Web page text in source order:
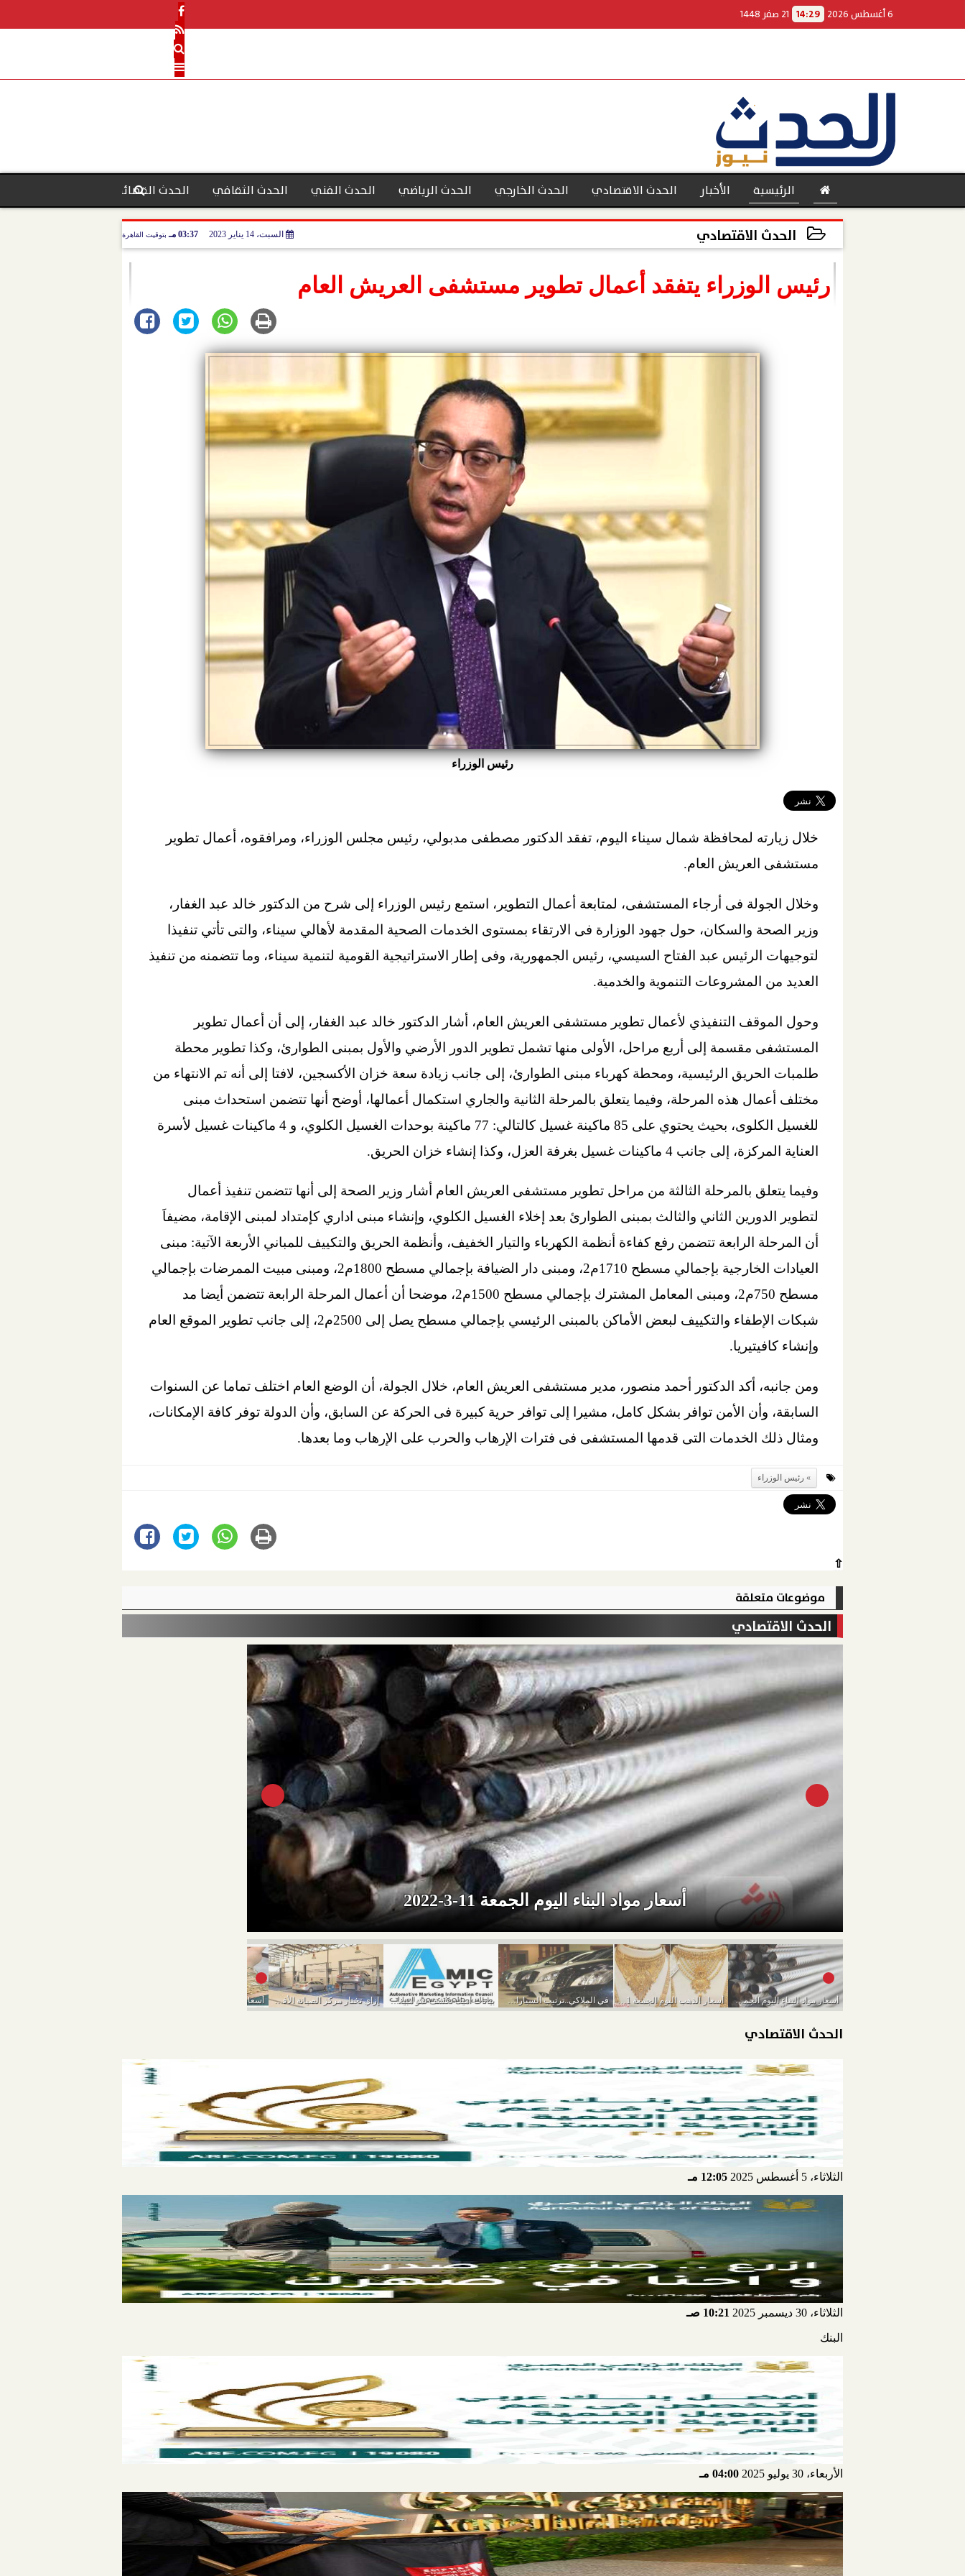
6 أغسطس 2026 14:29 21 صفر 1448
الرئيسية الأخبار الحدث الاقتصادي
بنوك
الحدث الخارجي الحدث الرياضي الحدث الفني الحدث الثقافي الحدث القضائي
الحدث الاقتصادي السبت، 14 يناير 2023 03:37 مـ بتوقيت القاهرة
رئيس الوزراء يتفقد أعمال تطوير مستشفى العريش العام
رئيس الوزراء
خلال زيارته لمحافظة شمال سيناء اليوم، تفقد الدكتور مصطفى مدبولي، رئيس مجلس الوزراء، ومرافقوه، أعمال تطوير
مستشفى العريش العام.
وخلال الجولة فى أرجاء المستشفى، لمتابعة أعمال التطوير، استمع رئيس الوزراء إلى شرح من الدكتور خالد عبد الغفار،
وزير الصحة والسكان، حول جهود الوزارة فى الارتقاء بمستوى الخدمات الصحية المقدمة لأهالي سيناء، والتى تأتي تنفيذا
لتوجيهات الرئيس عبد الفتاح السيسي، رئيس الجمهورية، وفى إطار الاستراتيجية القومية لتنمية سيناء، وما تتضمنه من تنفيذ
العديد من المشروعات التنموية والخدمية.
وحول الموقف التنفيذي لأعمال تطوير مستشفى العريش العام، أشار الدكتور خالد عبد الغفار، إلى أن أعمال تطوير
المستشفى مقسمة إلى أربع مراحل، الأولى منها تشمل تطوير الدور الأرضي والأول بمبنى الطوارئ، وكذا تطوير محطة
طلمبات الحريق الرئيسية، ومحطة كهرباء مبنى الطوارئ، إلى جانب زيادة سعة خزان الأكسجين، لافتا إلى أنه تم الانتهاء من
مختلف أعمال هذه المرحلة، وفيما يتعلق بالمرحلة الثانية والجاري استكمال أعمالها، أوضح أنها تتضمن استحداث مبنى
للغسيل الكلوى، بحيث يحتوي على 85 ماكينة غسيل كالتالي: 77 ماكينة بوحدات الغسيل الكلوي، و 4 ماكينات غسيل لأسرة
العناية المركزة، إلى جانب 4 ماكينات غسيل بغرفة العزل، وكذا إنشاء خزان الحريق.
وفيما يتعلق بالمرحلة الثالثة من مراحل تطوير مستشفى العريش العام أشار وزير الصحة إلى أنها تتضمن تنفيذ أعمال
لتطوير الدورين الثاني والثالث بمبنى الطوارئ بعد إخلاء الغسيل الكلوي، وإنشاء مبنى اداري كإمتداد لمبنى الإقامة، مضيفاَ
أن المرحلة الرابعة تتضمن رفع كفاءة أنظمة الكهرباء والتيار الخفيف، وأنظمة الحريق والتكييف للمباني الأربعة الآتية: مبنى
العيادات الخارجية بإجمالي مسطح 1710م2، ومبنى دار الضيافة بإجمالي مسطح 1800م2، ومبنى مبيت الممرضات بإجمالي
مسطح 750م2، ومبنى المعامل المشترك بإجمالي مسطح 1500م2، موضحا أن أعمال المرحلة الرابعة تتضمن أيضا مد
شبكات الإطفاء والتكييف لبعض الأماكن بالمبنى الرئيسي بإجمالي مسطح يصل إلى 2500م2، إلى جانب تطوير الموقع العام
وإنشاء كافيتيريا.
ومن جانبه، أكد الدكتور أحمد منصور، مدير مستشفى العريش العام، خلال الجولة، أن الوضع العام اختلف تماما عن السنوات
السابقة، وأن الأمن توافر بشكل كامل، مشيرا إلى توافر حرية كبيرة فى الحركة عن السابق، وأن الدولة توفر كافة الإمكانات،
ومثال ذلك الخدمات التى قدمها المستشفى فى فترات الإرهاب والحرب على الإرهاب وما بعدها.
رئيس الوزراء
⇧
موضوعات متعلقة
الحدث الاقتصادي
أسعار مواد البناء اليوم الجمعة 11-3-2022
أسعار مواد البناء اليوم الجمعة 11-3-2022 أسعار الذهب اليوم الجمعة 11-3-2022 في الملاكي..ترتيب السيارات الأكثر مبيعًا في يناير 2022 بيانات أميك تكشف نمو مبيعات السيارات خلال يناير... إزاي تختار مركز الصيانة الأفضل عشان ما تدفعش...
الحدث الاقتصادي
الثلاثاء، 5 أغسطس 2025 12:05 مـ
الثلاثاء، 30 ديسمبر 2025 10:21 صـ
البنك
الأربعاء، 30 يوليو 2025 04:00 مـ